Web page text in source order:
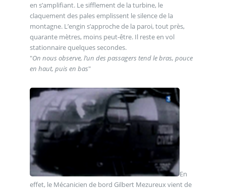
en s’amplifiant. Le sifflement de la turbine, le
claquement des pales emplissent le silence de la
montagne. L’engin s’approche de la paroi, tout près,
quarante mètres, moins peut-être. Il reste en vol
stationnaire quelques secondes.
"On nous observe, l’un des passagers tend le bras, pouce
en haut, puis en bas"
En
effet, le Mécanicien de bord Gilbert Mezureux vient de